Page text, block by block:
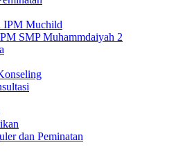
IPM Muchild
SMP Muhammdaiyah 2
dan Peminatan